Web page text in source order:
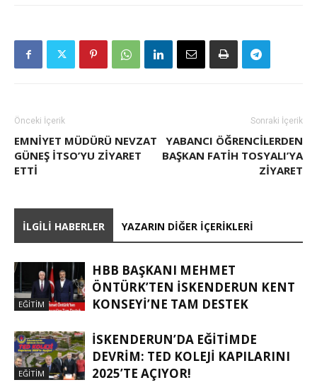
Önceki İçerik
EMNIYET MÜDÜRÜ NEVZAT
GÜNEŞ İTSO’YU ZIYARET
ETTI
Sonraki İçerik
YABANCI ÖĞRENCİLERDEN
BAŞKAN FATİH TOSYALI’YA
ZİYARET
İLGILI HABERLER YAZARIN DIĞER İÇERIKLERI
EĞITIM
HBB BAŞKANI MEHMET
ÖNTÜRK’TEN İSKENDERUN KENT
KONSEYI’NE TAM DESTEK
EĞITIM
İSKENDERUN’DA EĞITIMDE
DEVRIM: TED KOLEJI KAPILARINI
2025’TE AÇIYOR!